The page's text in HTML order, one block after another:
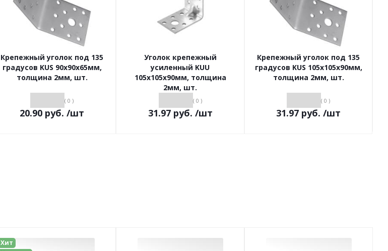
Крепежный уголок под 135
градусов KUS 90х90х65мм,
толщина 2мм, шт.
( 0 )
20.90 руб. /шт
Уголок крепежный
усиленный KUU
105х105х90мм, толщина
2мм, шт.
( 0 )
31.97руб. /шт
Крепежный уголок под 135
градусов KUS 105х105х90мм,
толщина 2мм, шт.
( 0 )
31.97 руб. /шт
Хит